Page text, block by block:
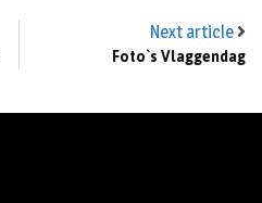
Next article
Foto`s Vlaggendag